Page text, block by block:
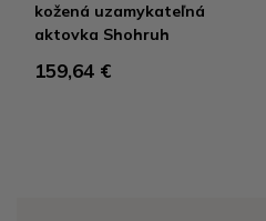
kožená uzamykateľná
aktovka Shohruh
159,64 €